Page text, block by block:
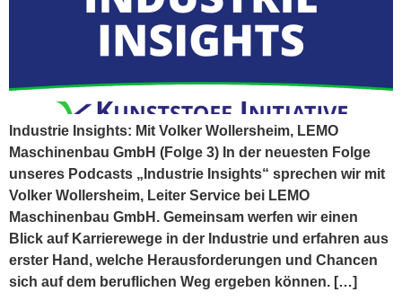
Industrie Insights: Mit Volker Wollersheim, LEMO
Maschinenbau GmbH (Folge 3) In der neuesten Folge
unseres Podcasts „Industrie Insights“ sprechen wir mit
Volker Wollersheim, Leiter Service bei LEMO
Maschinenbau GmbH. Gemeinsam werfen wir einen
Blick auf Karrierewege in der Industrie und erfahren aus
erster Hand, welche Herausforderungen und Chancen
sich auf dem beruflichen Weg ergeben können. […]